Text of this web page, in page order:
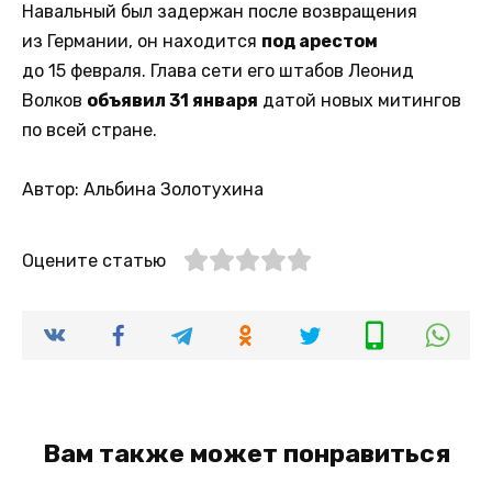
Навальный был задержан после возвращения
из Германии, он находится под арестом
до 15 февраля. Глава сети его штабов Леонид
Волков объявил 31 января датой новых митингов
по всей стране.
Автор: Альбина Золотухина
Оцените статью
Вам также может понравиться